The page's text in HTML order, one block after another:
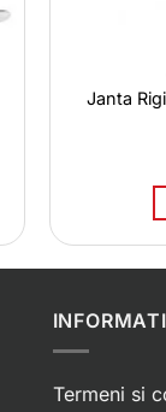
Janta
Termeni si